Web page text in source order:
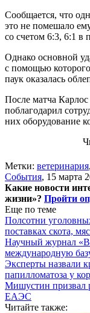
Сообщается, что
это не помешало
со счетом 6:3, 6:1 в
Однако основной
с помощью
паук оказалась
После матча Карлос
поблагодарил
них оборудование
Метки: ветеринария,
События, 15 марта
Какие новости
жизни»? Пройти
Еще по теме
Полсотни
поставках скота,
Научный журнал
международную
Эксперты назвали
папилломатоза у
Мишустин призвал
ЕАЭС
Читайте также: